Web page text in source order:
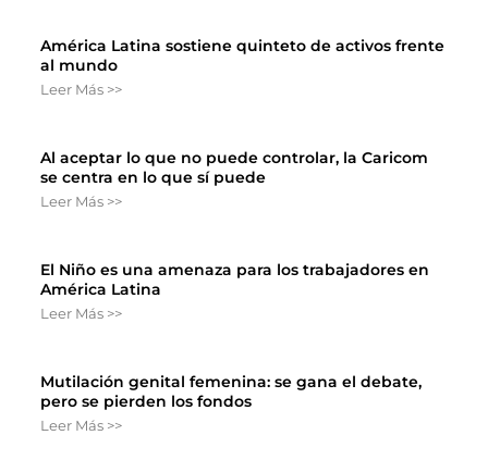
América Latina sostiene quinteto de activos frente
al mundo
Leer Más >>
Al aceptar lo que no puede controlar, la Caricom
se centra en lo que sí puede
Leer Más >>
El Niño es una amenaza para los trabajadores en
América Latina
Leer Más >>
Mutilación genital femenina: se gana el debate,
pero se pierden los fondos
Leer Más >>